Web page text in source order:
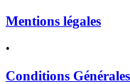
Mentions légales
•
Conditions